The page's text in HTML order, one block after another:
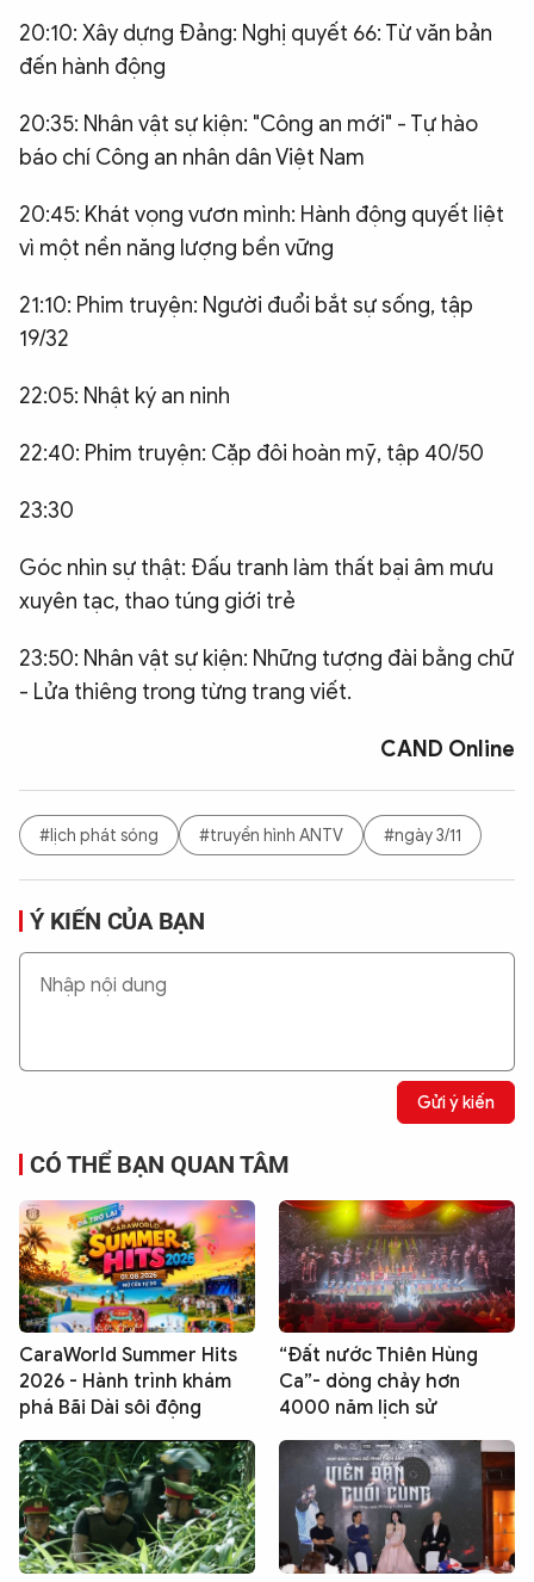
20:10: Xây dựng Đảng: Nghị quyết 66: Từ văn bản
đến hành động
20:35: Nhân vật sự kiện: "Công an mới" - Tự hào
báo chí Công an nhân dân Việt Nam
20:45: Khát vọng vươn mình: Hành động quyết liệt
vì một nền năng lượng bền vững
21:10: Phim truyện: Người đuổi bắt sự sống, tập
19/32
22:05: Nhật ký an ninh
22:40: Phim truyện: Cặp đôi hoàn mỹ, tập 40/50
23:30
Góc nhìn sự thật: Đấu tranh làm thất bại âm mưu
xuyên tạc, thao túng giới trẻ
23:50: Nhân vật sự kiện: Những tượng đài bằng chữ
- Lửa thiêng trong từng trang viết.
CAND Online
#lịch phát sóng #truyền hình ANTV #ngày 3/11
Ý KIẾN CỦA BẠN
Gửi ý kiến
CÓ THỂ BẠN QUAN TÂM
CaraWorld Summer Hits
2026 - Hành trình khám
phá Bãi Dài sôi động
“Đất nước Thiên Hùng
Ca”- dòng chảy hơn
4000 năm lịch sử